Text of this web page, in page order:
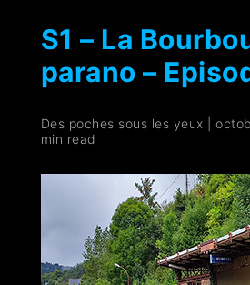
S1 – La
parano –
Des poches sous les yeux |
min read